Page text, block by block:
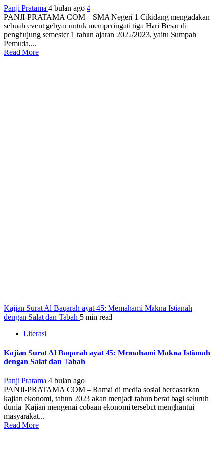
Panji Pratama 4 bulan ago 4
PANJI-PRATAMA.COM – SMA Negeri 1 Cikidang mengadakan
sebuah event gebyar untuk memperingati tiga Hari Besar di
penghujung semester 1 tahun ajaran 2022/2023, yaitu Sumpah
Pemuda,...
Read More
Kajian Surat Al Baqarah ayat 45: Memahami Makna Istianah
dengan Salat dan Tabah 5 min read
Literasi
Kajian Surat Al Baqarah ayat 45: Memahami Makna Istianah
dengan Salat dan Tabah
Panji Pratama 4 bulan ago
PANJI-PRATAMA.COM – Ramai di media sosial berdasarkan
kajian ekonomi, tahun 2023 akan menjadi tahun berat bagi seluruh
dunia. Kajian mengenai cobaan ekonomi tersebut menghantui
masyarakat...
Read More